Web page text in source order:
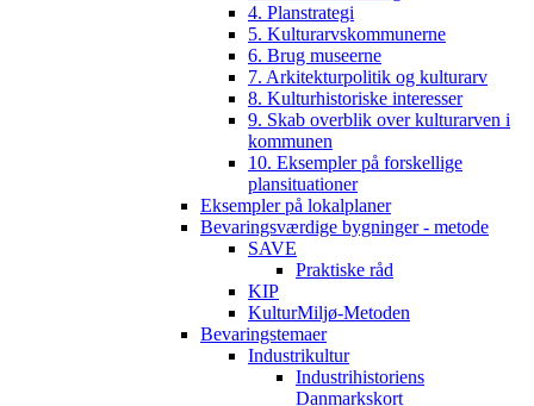
4. Planstrategi
5. Kulturarvskommunerne
6. Brug museerne
7. Arkitekturpolitik og kulturarv
8. Kulturhistoriske interesser
9. Skab overblik over kulturarven i
kommunen
10. Eksempler på forskellige
plansituationer
Eksempler på lokalplaner
Bevaringsværdige bygninger - metode
SAVE
Praktiske råd
KIP
KulturMiljø-Metoden
Bevaringstemaer
Industrikultur
Industrihistoriens
Danmarkskort